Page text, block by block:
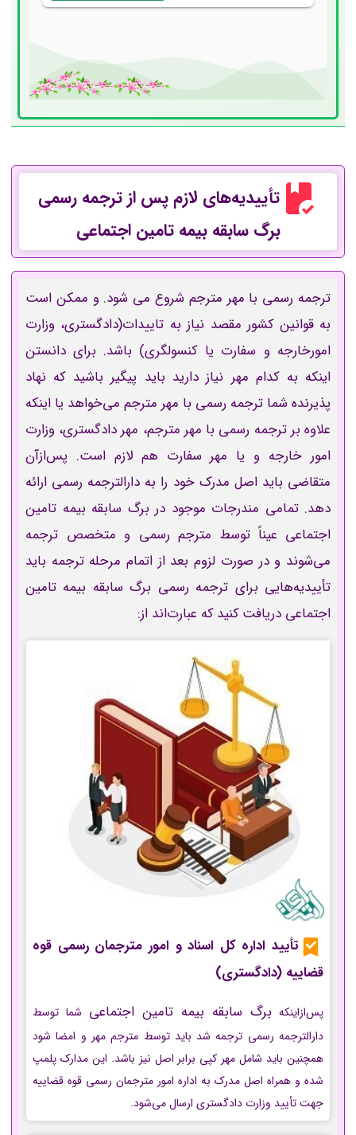
تأییدیه‌های لازم پس از ترجمه رسمی
برگ سابقه بیمه تامین اجتماعی
ترجمه رسمی با مهر مترجم شروع می شود. و ممکن است
به قوانین کشور مقصد نیاز به تاییدات(دادگستری، وزارت
امورخارجه و سفارت یا کنسولگری) باشد. برای دانستن
اینکه به کدام مهر نیاز دارید باید پیگیر باشید که نهاد
پذیرنده شما ترجمه رسمی با مهر مترجم می‌خواهد یا اینکه
علاوه برترجمه رسمی با مهر مترجم، مهر دادگستری، وزارت
امور خارجه و یا مهر سفارت هم لازم است. پس‌ازآن
متقاضی باید اصل مدرک خود را به دارالترجمه رسمی ارائه
دهد. تمامی مندرجات موجود در برگ سابقه بیمه تامین
اجتماعی عیناً توسط مترجم رسمی و متخصص ترجمه
می‌شوند و در صورت لزوم بعد از اتمام مرحله ترجمه باید
تأییدیه‌هایی برای ترجمه رسمی برگ سابقه بیمه تامین
اجتماعی دریافت کنید که عبارت‌اند از:
تأیید اداره کل اسناد و امور مترجمان رسمی قوه
قضاییه (دادگستری)
پس‌ازاینکه برگ سابقه بیمه تامین اجتماعی شما توسط
دارالترجمه رسمی ترجمه شد باید توسط مترجم مهر و امضا شود
همچنین باید شامل مهر کپی برابر اصل نیز باشد. این مدارک پلمپ
شده و همراه اصل مدرک به اداره امور مترجمان رسمی قوه قضاییه
جهت تأیید وزارت دادگستری ارسال می‌شود.